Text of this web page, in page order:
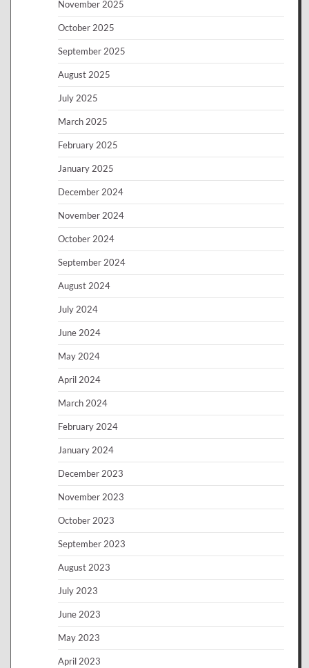
November 2025
October 2025
September 2025
August 2025
July 2025
March 2025
February 2025
January 2025
December 2024
November 2024
October 2024
September 2024
August 2024
July 2024
June 2024
May 2024
April 2024
March 2024
February 2024
January 2024
December 2023
November 2023
October 2023
September 2023
August 2023
July 2023
June 2023
May 2023
April 2023